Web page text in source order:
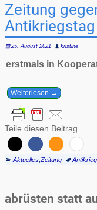
Zeitung
Antikriegstag
25. August 2021 kristine
erstmals in
Weiterlesen →
Teile diesen Beitrag
Aktuelles, Zeitung
abrüsten statt